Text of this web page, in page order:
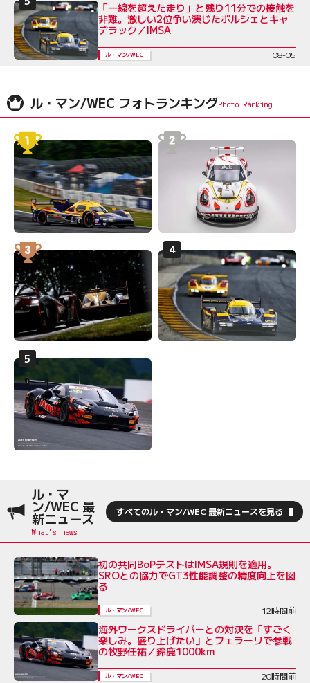
「一線を超えた走り」と残り11分での接触を
非難。激しい2位争い演じたポルシェとキャ
デラック／IMSA
ル・マン/WEC 08-05
ル・マン/WEC フォトランキング
ル・マ
ン/WEC 最
新ニュース すべてのル・マン/WEC 最新ニュースを見る
初の共同BoPテストはIMSA規則を適用。
SROとの協力でGT3性能調整の精度向上を図
る
ル・マン/WEC 12時間前
海外ワークスドライバーとの対決を「すごく
楽しみ。盛り上げたい」とフェラーリで参戦
の牧野任祐／鈴鹿1000km
ル・マン/WEC 20時間前